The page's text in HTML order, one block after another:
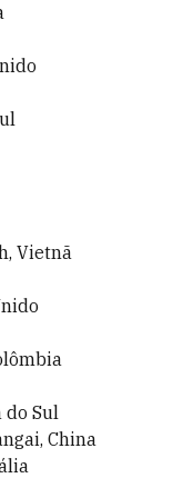
Vietnã
do Sul
China